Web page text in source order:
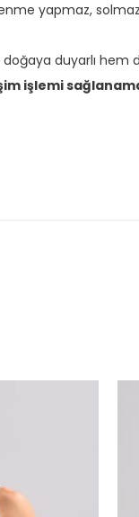
yapmaz,
duyarlı hem
işlemi